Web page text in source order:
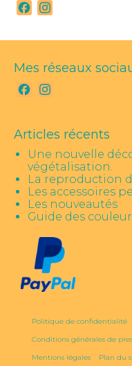
Facebook
Mes réseaux
Facebook
Articles récents
Une nouvelle
végétalisation.
La reproduction
Les accessoires
Les nouveautés
Guide des
Politique de confidentialité
Conditions générales de
Mentions légales
Plan du